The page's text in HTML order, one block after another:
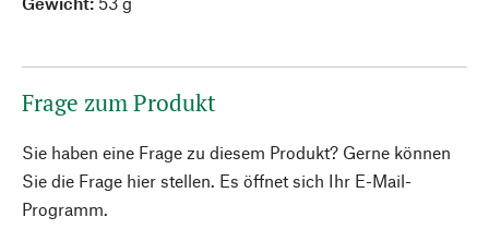
Frage zum Produkt
Sie haben eine Frage zu diesem Produkt? Gerne können
Sie die Frage hier stellen. Es öffnet sich Ihr E-Mail-
Programm.